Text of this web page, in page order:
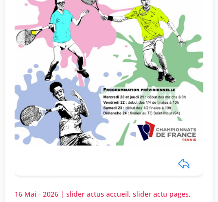
16 Mai - 2026 |slider actus accueil,slider actu pages,